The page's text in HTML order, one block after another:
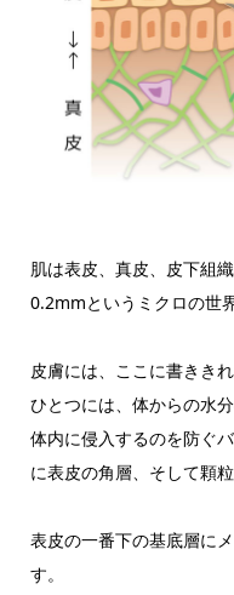
肌は表皮、真皮、皮下組
0.2mmというミクロの世界
皮膚には、ここに書きき
ひとつには、体からの水
体内に侵入するのを防ぐ
に表皮の角層、そして顆
表皮の一番下の基底層に
す。